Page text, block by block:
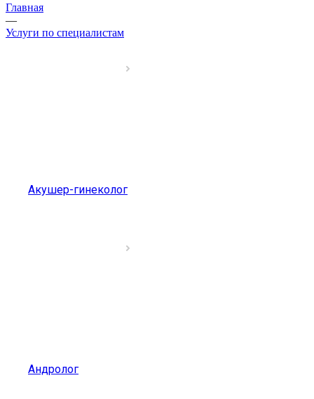
Главная
—
Услуги по специалистам
Акушер-гинеколог
Андролог